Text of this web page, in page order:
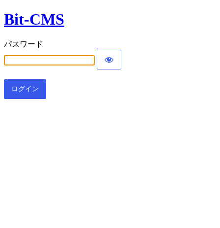
Bit-CMS
パスワード